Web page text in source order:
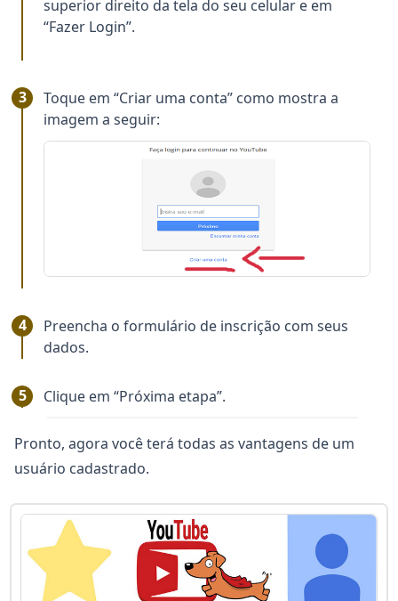
superior direito da tela do seu celular e em
“Fazer Login”.
Toque em “Criar uma conta” como mostra a
imagem a seguir:
Preencha o formulário de inscrição com seus
dados.
Clique em “Próxima etapa”.
Pronto, agora você terá todas as vantagens de um
usuário cadastrado.